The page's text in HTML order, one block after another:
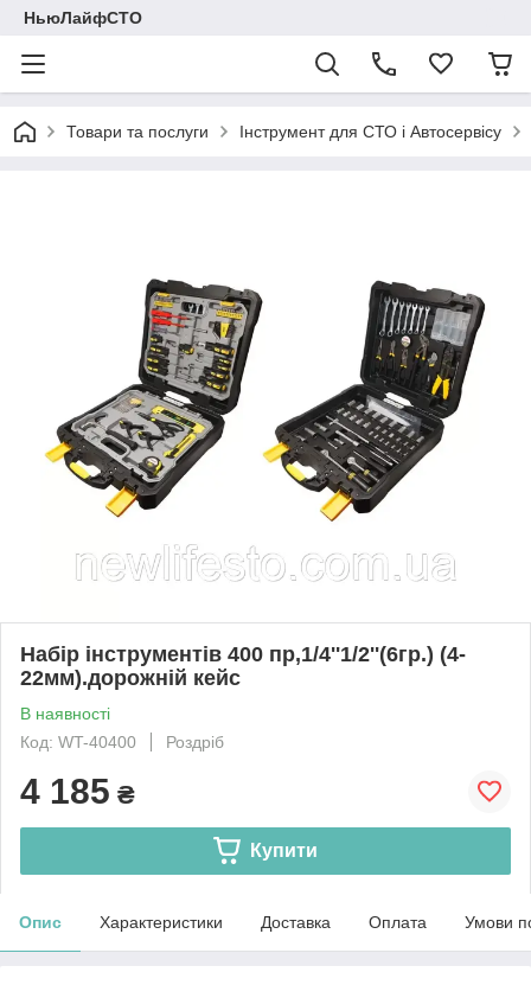
НьюЛайфСТО
Товари та послуги Інструмент для СТО і Автосервісу
Набір інструментів 400 пр,1/4''1/2''(6гр.) (4-
22мм).дорожній кейс
В наявності
Код: WT-40400
Роздріб
4 185 ₴
Купити
Опис Характеристики Доставка Оплата Умови